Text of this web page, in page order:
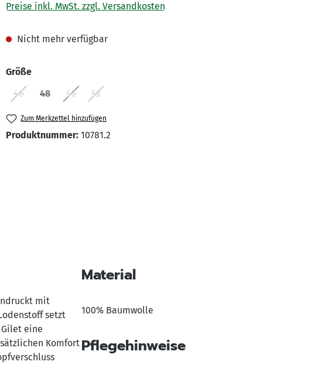
Preise inkl. MwSt. zzgl. Versandkosten
Nicht mehr verfügbar
Größeauswählen
46
(Diese Option ist zurzeit nicht verfügbar.)
48
(Diese Option ist zurzeit nicht verfügbar.)
50
(Diese Option ist zurzeit nicht verfügbar.)
52
Zum Merkzettel hinzufügen
Produktnummer: 10781.2
mit
setzt
eine
Komfort
Material
100% Baumwolle
Pflegehinweise